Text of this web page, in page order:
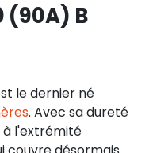
(90A) B
le dernier né
. Avec sa dureté
à l'extrémité